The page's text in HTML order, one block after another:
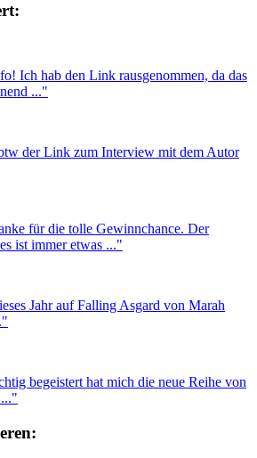
Ich hab den Link rausgenommen, da das
..."
der Link zum Interview mit dem Autor
für die tolle Gewinnchance. Der
ist immer etwas ..."
Jahr auf Falling Asgard von Marah
begeistert hat mich die neue Reihe von